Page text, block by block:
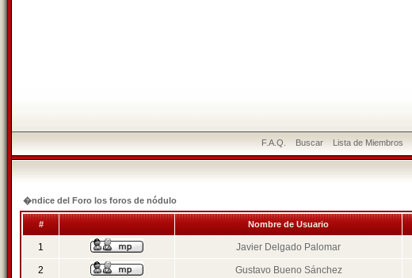
F.A.Q. Buscar Lista de Miembros
�ndice del Foro los foros de nódulo
# Nombre de Usuario
1 Javier Delgado Palomar
2 Gustavo Bueno Sánchez